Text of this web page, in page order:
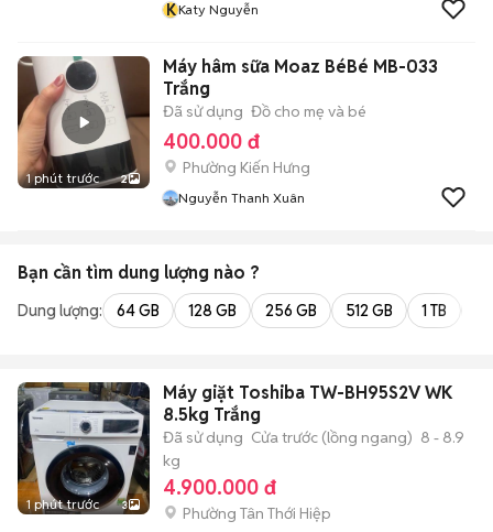
KKaty Nguyễn
1 phút trước 2
Máy hâm sữa Moaz BéBé MB-033
Trắng
Đã sử dụng Đồ cho mẹ và bé
400.000 đ
Phường Kiến Hưng
Nguyễn Thanh Xuân
Bạn cần tìm dung lượng nào ?
Dung lượng: 64 GB 128 GB 256 GB 512 GB 1 TB
1 phút trước 3
Máy giặt Toshiba TW-BH95S2V WK
8.5kg Trắng
Đã sử dụng Cửa trước (lồng ngang) 8 - 8.9
kg
4.900.000 đ
Phường Tân Thới Hiệp